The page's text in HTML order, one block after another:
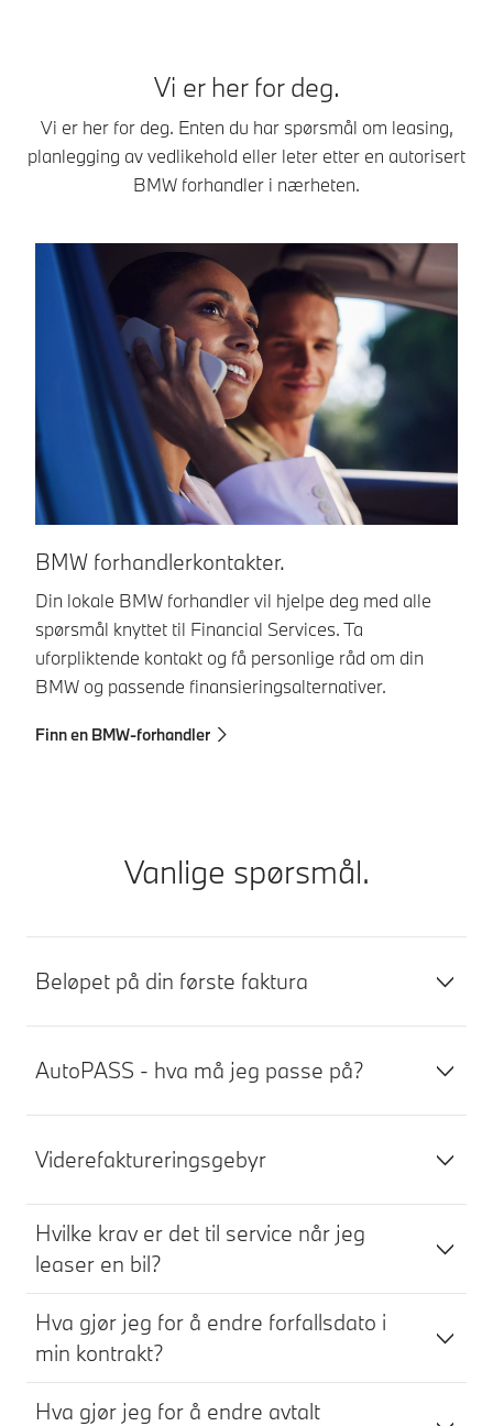
Vi er her for deg.
Vi er her for deg. Enten du har spørsmål om leasing,
planlegging av vedlikehold eller leter etter en autorisert
BMW forhandler i nærheten.
BMW forhandlerkontakter.
Din lokale BMW forhandler vil hjelpe deg med alle
spørsmål knyttet til Financial Services. Ta
uforpliktende kontakt og få personlige råd om din
BMW og passende finansieringsalternativer.
Finn en BMW-forhandler
Vanlige spørsmål.
Beløpet på din første faktura
AutoPASS - hva må jeg passe på?
Viderefaktureringsgebyr
Hvilke krav er det til service når jeg
leaser en bil?
Hva gjør jeg for å endre forfallsdato i
min kontrakt?
Hva gjør jeg for å endre avtalt